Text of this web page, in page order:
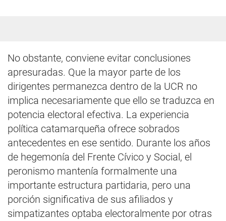
No obstante, conviene evitar conclusiones
apresuradas. Que la mayor parte de los
dirigentes permanezca dentro de la UCR no
implica necesariamente que ello se traduzca en
potencia electoral efectiva. La experiencia
política catamarqueña ofrece sobrados
antecedentes en ese sentido. Durante los años
de hegemonía del Frente Cívico y Social, el
peronismo mantenía formalmente una
importante estructura partidaria, pero una
porción significativa de sus afiliados y
simpatizantes optaba electoralmente por otras